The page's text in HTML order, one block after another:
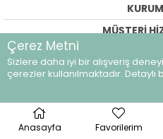
MÜŞTERİ
©breeze.com.tr -
Anasayfa Favorilerim
Çerez Metni
Sizlere daha iyi bir alışveriş
çerezler kullanılmaktadır. Detaylı